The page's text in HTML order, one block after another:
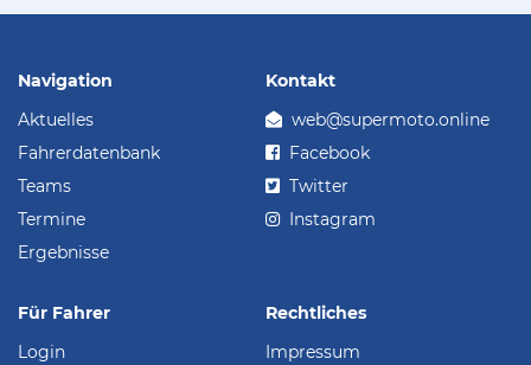
Navigation
Aktuelles
Fahrerdatenbank
Teams
Termine
Ergebnisse
Kontakt
web@supermoto.online
Facebook
Twitter
Instagram
Für Fahrer
Login
Rechtliches
Impressum